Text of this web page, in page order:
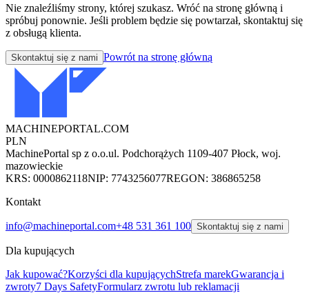
Nie znaleźliśmy strony, której szukasz. Wróć na stronę główną i
spróbuj ponownie. Jeśli problem będzie się powtarzał, skontaktuj się
z obsługą klienta.
Skontaktuj się z nami Powrót na stronę główną
MACHINEPORTAL.COM
PLN
MachinePortal sp z o.o.ul. Podchorążych 1109-407 Płock, woj.
mazowieckie
KRS: 0000862118NIP: 7743256077REGON: 386865258
Kontakt
info@machineportal.com+48 531 361 100 Skontaktuj się z nami
Dla kupujących
Jak kupować?Korzyści dla kupującychStrefa marekGwarancja i
zwroty7 Days SafetyFormularz zwrotu lub reklamacji